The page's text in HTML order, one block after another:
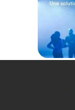
d'achat, sur la base
relais situé en
sur les produits de
(2) Nombre de
sur le prix TTC en